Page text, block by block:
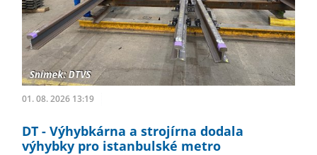
01. 08. 2026 13:19
DT - Výhybkárna a strojírna dodala
výhybky pro istanbulské metro